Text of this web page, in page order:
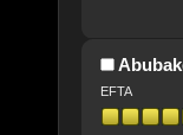
EFTA